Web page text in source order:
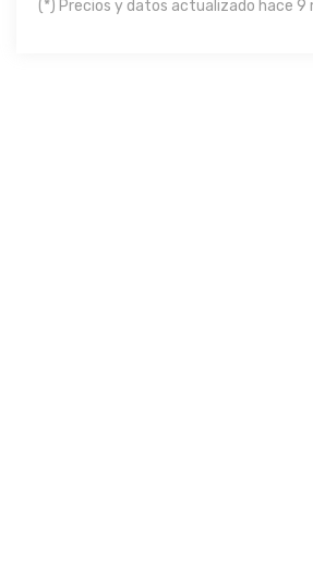
(*) Precios y datos actualizado hace 9